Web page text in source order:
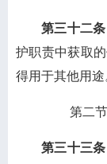
第三十二条
护职责中获取
得用于其他用途
第二
第三十三条